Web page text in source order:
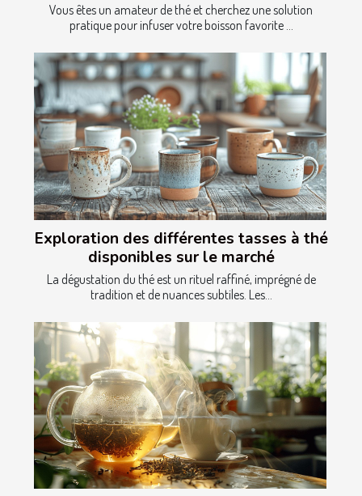
Vous êtes un amateur de thé et cherchez une solution
pratique pour infuser votre boisson favorite ...
Exploration des différentes tasses à thé
disponibles sur le marché
La dégustation du thé est un rituel raffiné, imprégné de
tradition et de nuances subtiles. Les...